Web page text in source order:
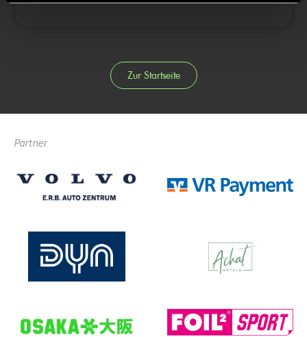
Zur Startseite
Partner